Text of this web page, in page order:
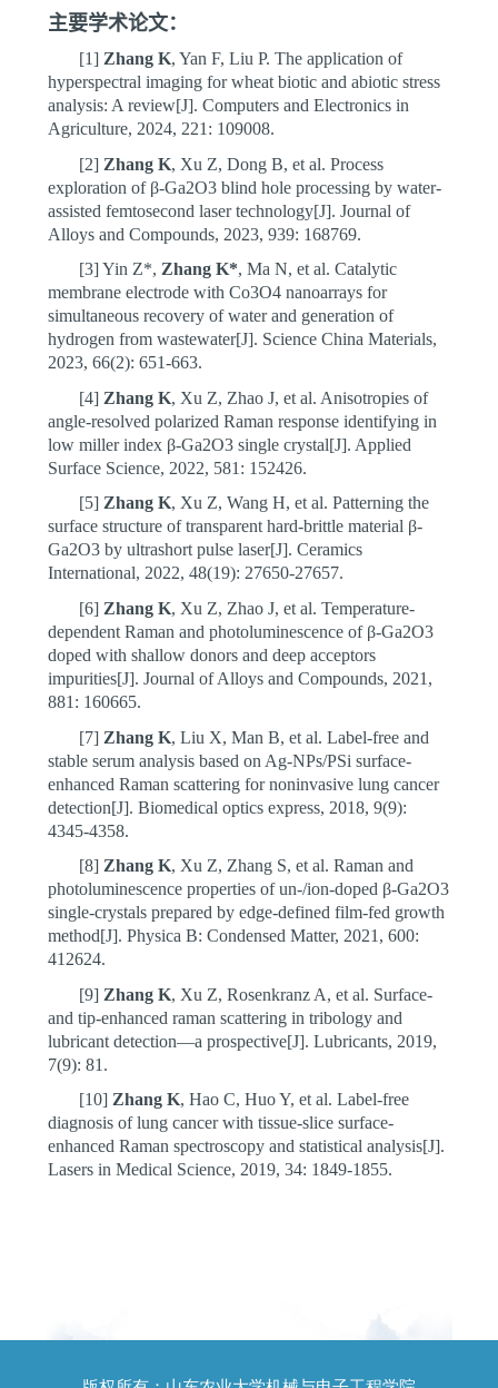
主要学术论文：
[1] Zhang K, Yan F, Liu P. The application of
hyperspectral imaging for wheat biotic and abiotic stress
analysis: A review[J]. Computers and Electronics in
Agriculture, 2024, 221: 109008.
[2] Zhang K, Xu Z, Dong B, et al. Process
exploration of β-Ga2O3 blind hole processing by water-
assisted femtosecond laser technology[J]. Journal of
Alloys and Compounds, 2023, 939: 168769.
[3]Yin Z*, Zhang K*, Ma N, et al. Catalytic
membrane electrode with Co3O4 nanoarrays for
simultaneous recovery of water and generation of
hydrogen from wastewater[J]. Science China Materials,
2023, 66(2): 651-663.
[4] Zhang K, Xu Z, Zhao J, et al. Anisotropies of
angle-resolved polarized Raman response identifying in
low miller index β-Ga2O3 single crystal[J]. Applied
Surface Science, 2022, 581: 152426.
[5] Zhang K, Xu Z, Wang H, et al. Patterning the
surface structure of transparent hard-brittle material β-
Ga2O3 by ultrashort pulse laser[J]. Ceramics
International, 2022, 48(19): 27650-27657.
[6] Zhang K, Xu Z, Zhao J, et al. Temperature-
dependent Raman and photoluminescence of β-Ga2O3
doped with shallow donors and deep acceptors
impurities[J]. Journal of Alloys and Compounds, 2021,
881: 160665.
[7] Zhang K, Liu X, Man B, et al. Label-free and
stable serum analysis based on Ag-NPs/PSi surface-
enhanced Raman scattering for noninvasive lung cancer
detection[J]. Biomedical optics express, 2018, 9(9):
4345-4358.
[8] Zhang K, Xu Z, Zhang S, et al. Raman and
photoluminescence properties of un-/ion-doped β-Ga2O3
single-crystals prepared by edge-defined film-fed growth
method[J]. Physica B: Condensed Matter, 2021, 600:
412624.
[9] Zhang K, Xu Z, Rosenkranz A, et al. Surface-
and tip-enhanced raman scattering in tribology and
lubricant detection—a prospective[J]. Lubricants, 2019,
7(9): 81.
[10] Zhang K, Hao C, Huo Y, et al. Label-free
diagnosis of lung cancer with tissue-slice surface-
enhanced Raman spectroscopy and statistical analysis[J].
Lasers in Medical Science, 2019, 34: 1849-1855.